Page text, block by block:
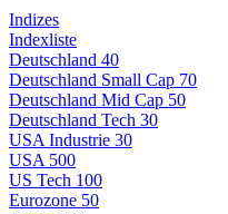
Indizes
Indexliste
Deutschland 40
Deutschland Small Cap 70
Deutschland Mid Cap 50
Deutschland Tech 30
USA Industrie 30
USA 500
US Tech 100
Eurozone 50